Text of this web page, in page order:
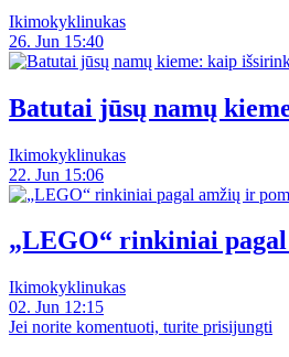
Ikimokyklinukas
26. Jun 15:40
Batutai jūsų namų
Ikimokyklinukas
22. Jun 15:06
„LEGO“ rinkiniai pagal
Ikimokyklinukas
02. Jun 12:15
Jei norite komentuoti, turite prisijungti